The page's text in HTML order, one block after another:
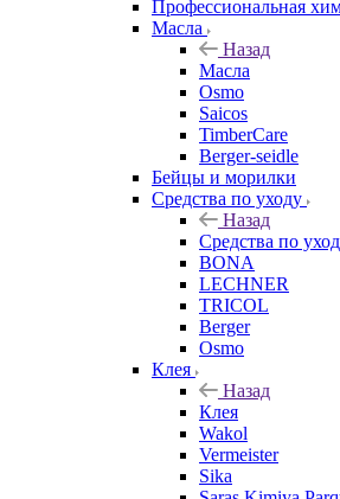
Профессиональная
Масла
Назад
Масла
Osmo
Saicos
TimberCare
Berger-seidle
Бейцы и морилки
Средства по уходу
Назад
Средства по
BONA
LECHNER
TRICOL
Berger
Osmo
Клея
Назад
Клея
Wakol
Vermeister
Sika